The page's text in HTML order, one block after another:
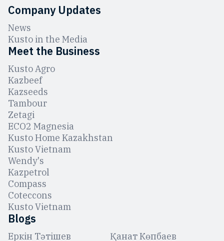
Company Updates
News
Kusto in the Media
Meet the Business
Kusto Agro
Kazbeef
Kazseeds
Tambour
Zetagi
ЕCO2 Magnesia
Kusto Home Kazakhstan
Kusto Vietnam
Wendy's
Kazpetrol
Compass
Coteccons
Kusto Vietnam
Blogs
Еркін Тәтішев Қанат Көпбаев